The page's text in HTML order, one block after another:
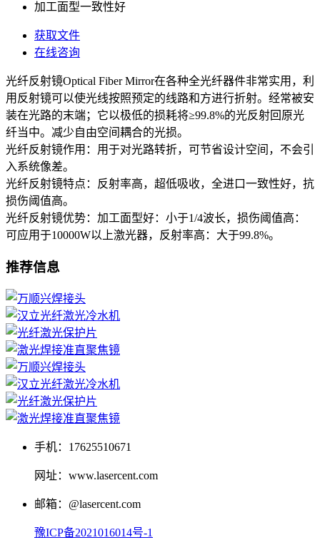
加工面型一致性好
获取文件
在线咨询
光纤反射镜Optical Fiber Mirror在各种全光纤器件非常实用，利
用反射镜可以使光线按照预定的线路和方进行折射。经常被安
装在光路的末端；它以极低的损耗将≥99.8%的光反射回原光
纤当中。减少自由空间耦合的光损。
光纤反射镜作用：用于对光路转折，可节省设计空间，不会引
入系统像差。
光纤反射镜特点：反射率高，超低吸收，全进口一致性好，抗
损伤阈值高。
光纤反射镜优势：加工面型好：小于1/4波长，损伤阈值高：
可应用于10000W以上激光器，反射率高：大于99.8%。
推荐信息
手机：17625510671
网址：www.lasercent.com
邮箱：@lasercent.com
豫ICP备2021016014号-1